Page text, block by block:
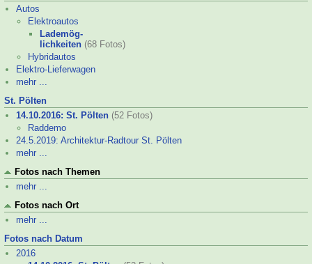
Autos
Elektroautos
Lademög-
lichkeiten (68 Fotos)
Hybridautos
Elektro-Lieferwagen
mehr ...
St. Pölten
14.10.2016: St. Pölten (52 Fotos)
Raddemo
24.5.2019: Architektur-Radtour St. Pölten
mehr ...
Fotos nach Themen
mehr ...
Fotos nach Ort
mehr ...
Fotos nach Datum
2016